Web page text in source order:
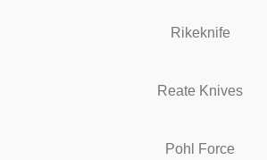
Rikeknife
Reate Knives
Pohl Force